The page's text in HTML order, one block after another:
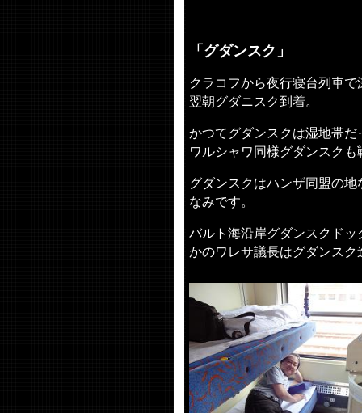
「グダンスク」
クラコフから夜行寝台列車
翌朝グダニスク到着。
かつてグダンスクは湿地帯
ワルシャワ同様グダンスク
グダンスクはハンザ同盟の
なみです。
バルト海沿岸グダンスクド
かのワレサ議長はグダンスク